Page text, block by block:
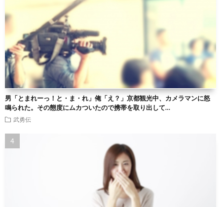
男「とまれーっ！と・ま・れ」俺「え？」京都観光中、カメラマンに怒
鳴られた。その態度にムカついたので携帯を取り出して…
武勇伝